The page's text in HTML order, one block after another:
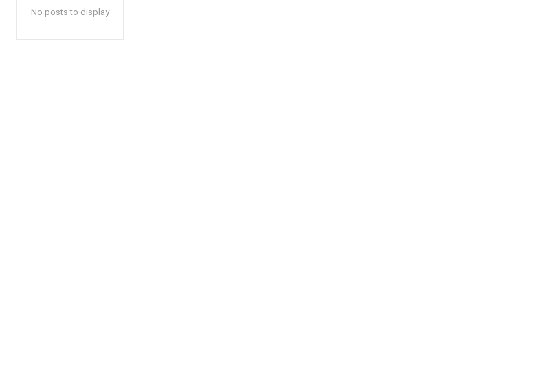
No posts to display